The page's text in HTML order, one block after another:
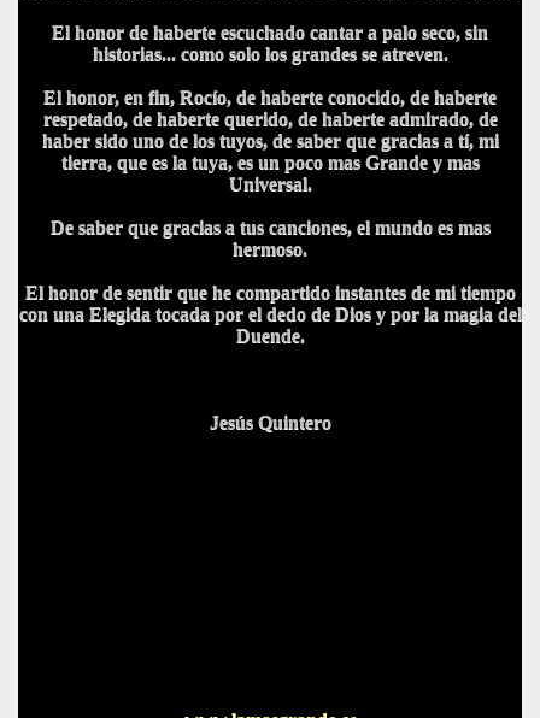
El honor de haberte escuchado cantar a palo seco, sin
historias... como solo los grandes se atreven.
El honor, en fin, Rocío, de haberte conocido, de haberte
respetado, de haberte querido, de haberte admirado, de
haber sido uno de los tuyos, de saber que gracias a tí, mi
tierra, que es la tuya, es un poco mas Grande y mas
Universal.
De saber que gracias a tus canciones, el mundo es mas
hermoso.
El honor de sentir que he compartido instantes de mi tiempo
con una Elegida tocada por el dedo de Dios y por la magia del
Duende.
Jesús Quintero